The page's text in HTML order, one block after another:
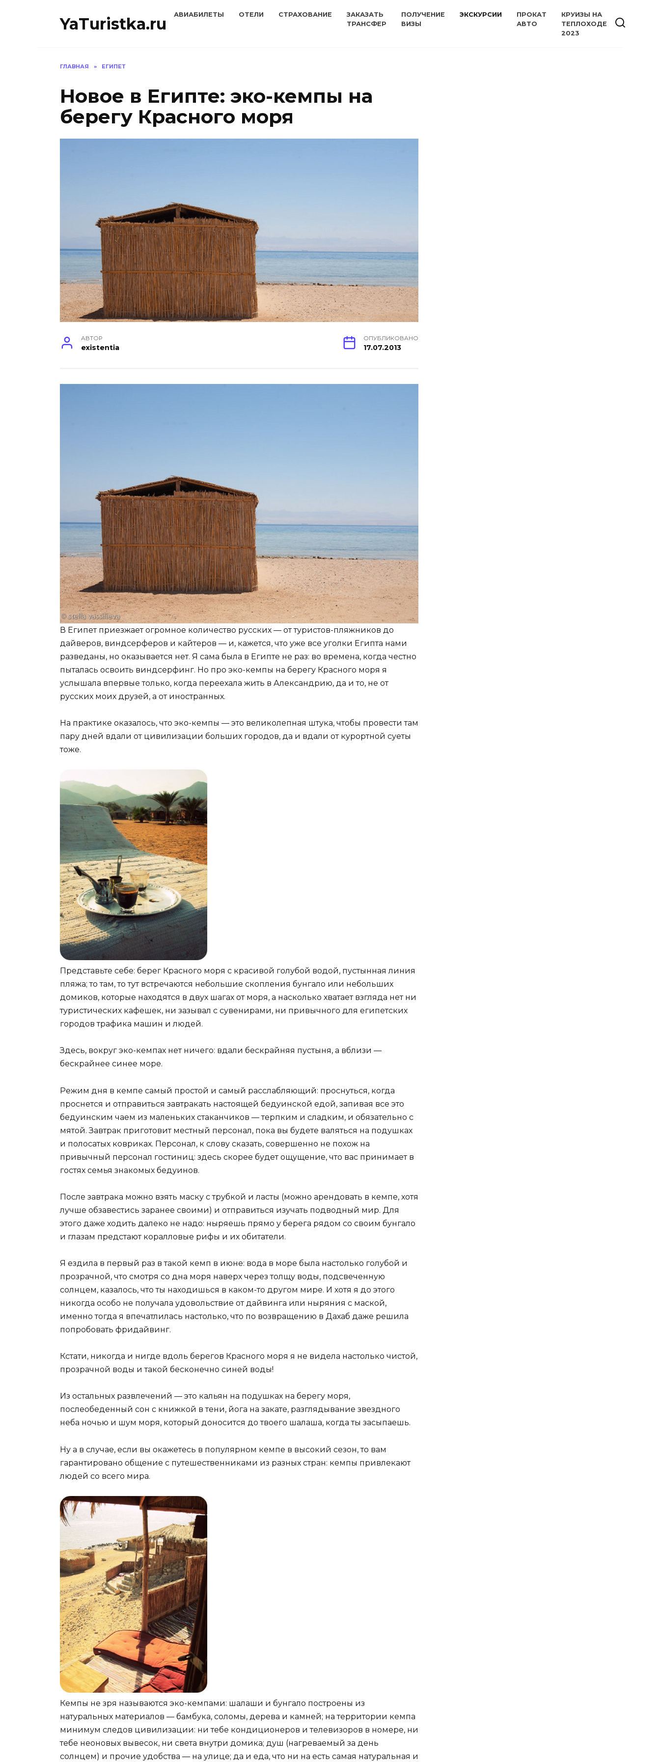
YaTuristka.ru АВИАБИЛЕТЫ ОТЕЛИ СТРАХОВАНИЕ
ЗАКАЗАТЬ
ТРАНСФЕР
ПОЛУЧЕНИЕ
ВИЗЫ
ЭКСКУРСИИ
ПРОКАТ
АВТО
КРУИЗЫ НА
ТЕПЛОХОДЕ
2023
ГЛАВНАЯ » ЕГИПЕТ
Новое в Египте: эко-кемпы на
берегу Красного моря
АВТОР
existentia
ОПУБЛИКОВАНО
17.07.2013
В Египет приезжает огромное количество русских — от туристов-пляжников до
дайверов, виндсерферов и кайтеров — и, кажется, что уже все уголки Египта нами
разведаны, но оказывается нет. Я сама была в Египте не раз: во времена, когда честно
пыталась освоить виндсерфинг. Но про эко-кемпы на берегу Красного моря я
услышала впервые только, когда переехала жить в Александрию, да и то, не от
русских моих друзей, а от иностранных.
На практике оказалось, что эко-кемпы — это великолепная штука, чтобы провести там
пару дней вдали от цивилизации больших городов, да и вдали от курортной суеты
тоже.
Представьте себе: берег Красного моря с красивой голубой водой, пустынная линия
пляжа; то там, то тут встречаются небольшие скопления бунгало или небольших
домиков, которые находятся в двух шагах от моря, а насколько хватает взгляда нет ни
туристических кафешек, ни зазывал с сувенирами, ни привычного для египетских
городов трафика машин и людей.
Здесь, вокруг эко-кемпах нет ничего: вдали бескрайняя пустыня, а вблизи —
бескрайнее синее море.
Режим дня в кемпе самый простой и самый расслабляющий: проснуться, когда
проснется и отправиться завтракать настоящей бедуинской едой, запивая все это
бедуинским чаем из маленьких стаканчиков — терпким и сладким, и обязательно с
мятой. Завтрак приготовит местный персонал, пока вы будете валяться на подушках
и полосатых ковриках. Персонал, к слову сказать, совершенно не похож на
привычный персонал гостиниц: здесь скорее будет ощущение, что вас принимает в
гостях семья знакомых бедуинов.
После завтрака можно взять маску с трубкой и ласты (можно арендовать в кемпе, хотя
лучше обзавестись заранее своими) и отправиться изучать подводный мир. Для
этого даже ходить далеко не надо: ныряешь прямо у берега рядом со своим бунгало
и глазам предстают коралловые рифы и их обитатели.
Я ездила в первый раз в такой кемп в июне: вода в море была настолько голубой и
прозрачной, что смотря со дна моря наверх через толщу воды, подсвеченную
солнцем, казалось, что ты находишься в каком-то другом мире. И хотя я до этого
никогда особо не получала удовольствие от дайвинга или ныряния с маской,
именно тогда я впечатлилась настолько, что по возвращению в Дахаб даже решила
попробовать фридайвинг.
Кстати, никогда и нигде вдоль берегов Красного моря я не видела настолько чистой,
прозрачной воды и такой бесконечно синей воды!
Из остальных развлечений — это кальян на подушках на берегу моря,
послеобеденный сон с книжкой в тени, йога на закате, разглядывание звездного
неба ночью и шум моря, который доносится до твоего шалаша, когда ты засыпаешь.
Ну а в случае, если вы окажетесь в популярном кемпе в высокий сезон, то вам
гарантировано общение с путешественниками из разных стран: кемпы привлекают
людей со всего мира.
Кемпы не зря называются эко-кемпами: шалаши и бунгало построены из
натуральных материалов — бамбука, соломы, дерева и камней; на территории кемпа
минимум следов цивилизации: ни тебе кондиционеров и телевизоров в номере, ни
тебе неоновых вывесок, ни света внутри домика; душ (нагреваемый за день
солнцем) и прочие удобства — на улице; да и еда, что ни на есть самая натуральная и